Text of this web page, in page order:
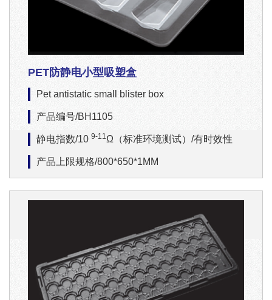
PET防静电小型吸塑盒
Pet antistatic small blister box
产品编号/BH1105
静电指数/10 9-11 Ω（标准环境测试）/有时效性
产品上限规格/800*650*1MM